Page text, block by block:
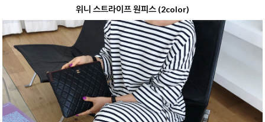
위니 스트라이프 원피스 (2color)